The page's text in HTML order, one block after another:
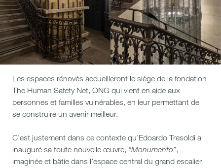
Les espaces rénovés accueilleront le siège de la fondation
The Human Safety Net, ONG qui vient en aide aux
personnes et familles vulnérables, en leur permettant de
se construire un avenir meilleur.
C’est justement dans ce contexte qu’Edoardo Tresoldi a
inauguré sa toute nouvelle œuvre, “Monumento”,
imaginée et bâtie dans l’espace central du grand escalier